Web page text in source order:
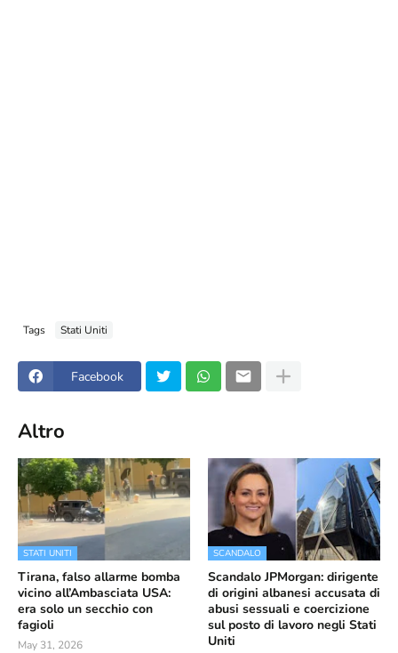
Tags Stati Uniti
Facebook
Altro
STATI UNITI
Tirana, falso allarme bomba
vicino all’Ambasciata USA:
era solo un secchio con
fagioli
May 31, 2026
SCANDALO
Scandalo JPMorgan: dirigente
di origini albanesi accusata di
abusi sessuali e coercizione
sul posto di lavoro negli Stati
Uniti